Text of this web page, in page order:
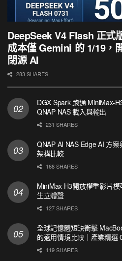
DeepSeek V4 Flash 正式
成本僅 Gemini 的 1/19，
閉源 AI
283 SHARES
DGX Spark 跑通 MiniMax-
QNAP NAS 載入與輸出
231 SHARES
QNAP AI NAS Edge AI 方
架構比較
168 SHARES
MiniMax H3開放權重影片
生立體聲
127 SHARES
全球記憶體短缺衝擊
的適用情境比較｜產業精選
119 SHARES